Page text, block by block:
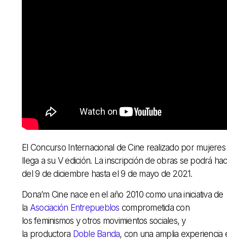
El Concurso Internacional de Cine realizado por mujeres
llega a su V edición. La inscripción de obras se podrá
del 9 de diciembre hasta el 9 de mayo de 2021.
Dona’m Cine nace en el año 2010 como una iniciativa de
la Asociación Entrepueblos comprometida con
los feminismos y otros movimientos sociales, y
la productora Doble Banda, con una amplia experiencia